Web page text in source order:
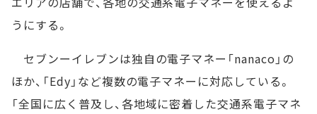
うにする。
セブンーイレブンは独自の電子マネー「nanaco」の
ほか、「Edy」など複数の電子マネーに対応している。
「全国に広く普及し、各地域に密着した交通系電子マネ